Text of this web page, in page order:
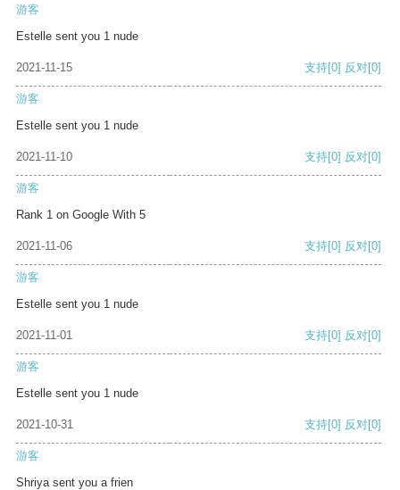
游客
Estelle sent you 1 nude
2021-11-15 支持[0] 反对[0]
游客
Estelle sent you 1 nude
2021-11-10 支持[0] 反对[0]
游客
Rank 1 on Google With 5
2021-11-06 支持[0] 反对[0]
游客
Estelle sent you 1 nude
2021-11-01 支持[0] 反对[0]
游客
Estelle sent you 1 nude
2021-10-31 支持[0] 反对[0]
游客
Shriya sent you a frien